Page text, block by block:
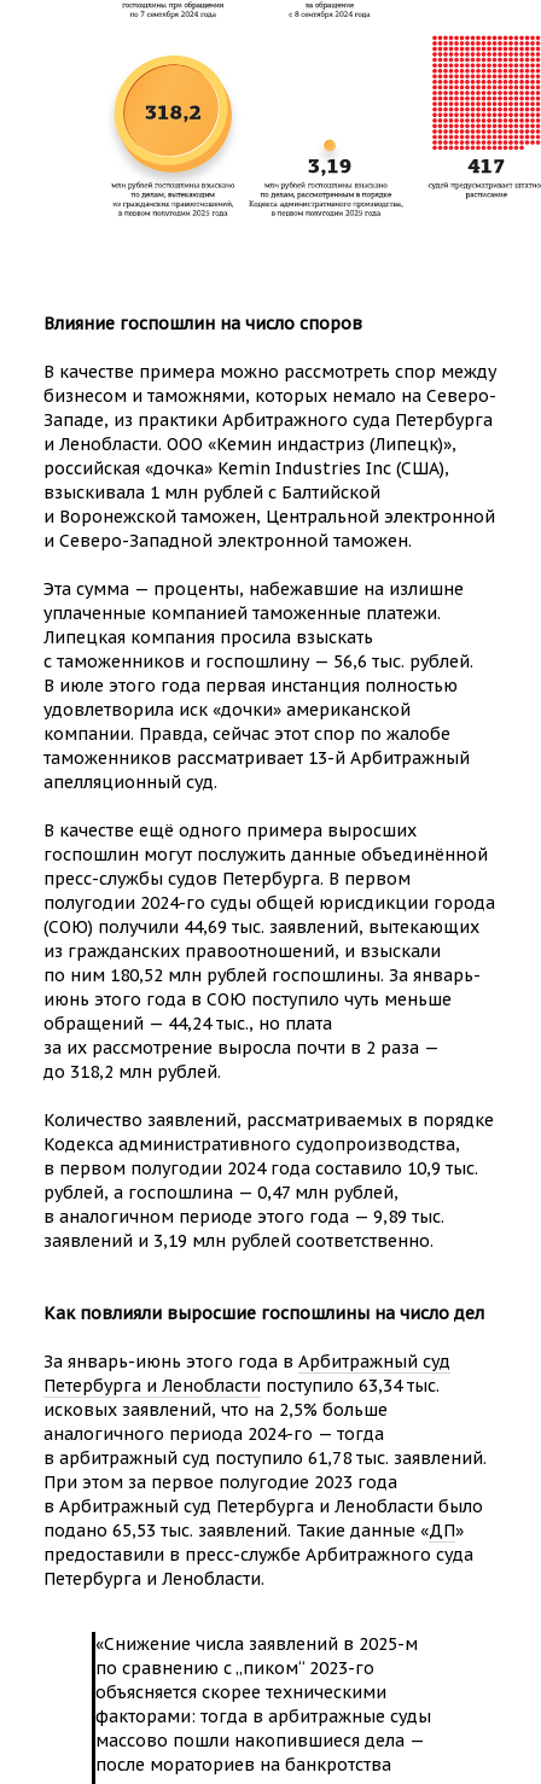
Влияние госпошлин на число споров
В качестве примера можно рассмотреть спор между
бизнесом и таможнями, которых немало на Северо-
Западе, из практики Арбитражного суда Петербурга
и Ленобласти. ООО «Кемин индастриз (Липецк)»,
российская «дочка» Kemin Industries Inc (США),
взыскивала 1 млн рублей с Балтийской
и Воронежской таможен, Центральной электронной
и Северо-Западной электронной таможен.
Эта сумма — проценты, набежавшие на излишне
уплаченные компанией таможенные платежи.
Липецкая компания просила взыскать
с таможенников и госпошлину — 56,6 тыс. рублей.
В июле этого года первая инстанция полностью
удовлетворила иск «дочки» американской
компании. Правда, сейчас этот спор по жалобе
таможенников рассматривает 13-й Арбитражный
апелляционный суд.
В качестве ещё одного примера выросших
госпошлин могут послужить данные объединённой
пресс-службы судов Петербурга. В первом
полугодии 2024-го суды общей юрисдикции города
(СОЮ) получили 44,69 тыс. заявлений, вытекающих
из гражданских правоотношений, и взыскали
по ним 180,52 млн рублей госпошлины. За январь-
июнь этого года в СОЮ поступило чуть меньше
обращений — 44,24 тыс., но плата
за их рассмотрение выросла почти в 2 раза —
до 318,2 млн рублей.
Количество заявлений, рассматриваемых в порядке
Кодекса административного судопроизводства,
в первом полугодии 2024 года составило 10,9 тыс.
рублей, а госпошлина — 0,47 млн рублей,
в аналогичном периоде этого года — 9,89 тыс.
заявлений и 3,19 млн рублей соответственно.
Как повлияли выросшие госпошлины на число дел
За январь-июнь этого года в Арбитражный суд
Петербурга и Ленобластипоступило 63,34 тыс.
исковых заявлений, что на 2,5% больше
аналогичного периода 2024-го — тогда
в арбитражный суд поступило 61,78 тыс. заявлений.
При этом за первое полугодие 2023 года
в Арбитражный суд Петербурга и Ленобласти было
подано 65,53 тыс. заявлений. Такие данные «ДП»
предоставили в пресс-службе Арбитражного суда
Петербурга и Ленобласти.
«Снижение числа заявлений в 2025-м
по сравнению с „пиком“ 2023-го
объясняется скорее техническими
факторами: тогда в арбитражные суды
массово пошли накопившиеся дела —
после мораториев на банкротства